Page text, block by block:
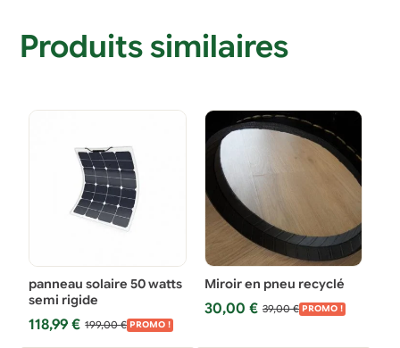
Produits similaires
panneau solaire 50 watts
semi rigide
199,00€
Le
118,99€
Le
PROMO !
Miroir en pneu recyclé
39,00€
Le
30,00 €
Le
PROMO !